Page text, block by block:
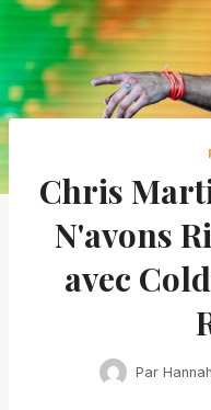
Chris
N'avons
avec
Par Hannah